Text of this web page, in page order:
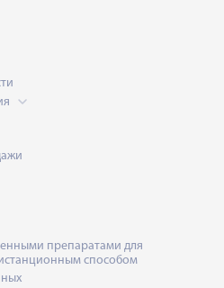
препаратами для
способом